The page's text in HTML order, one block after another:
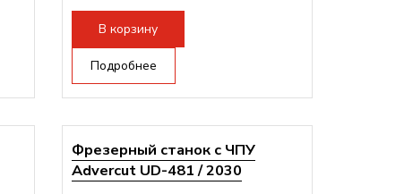
Мощность инвертора:
Охлаждение шпинделя:
В корзину
Подробнее
Фрезерный станок с ЧПУ
Advercut UD-481 / 2030